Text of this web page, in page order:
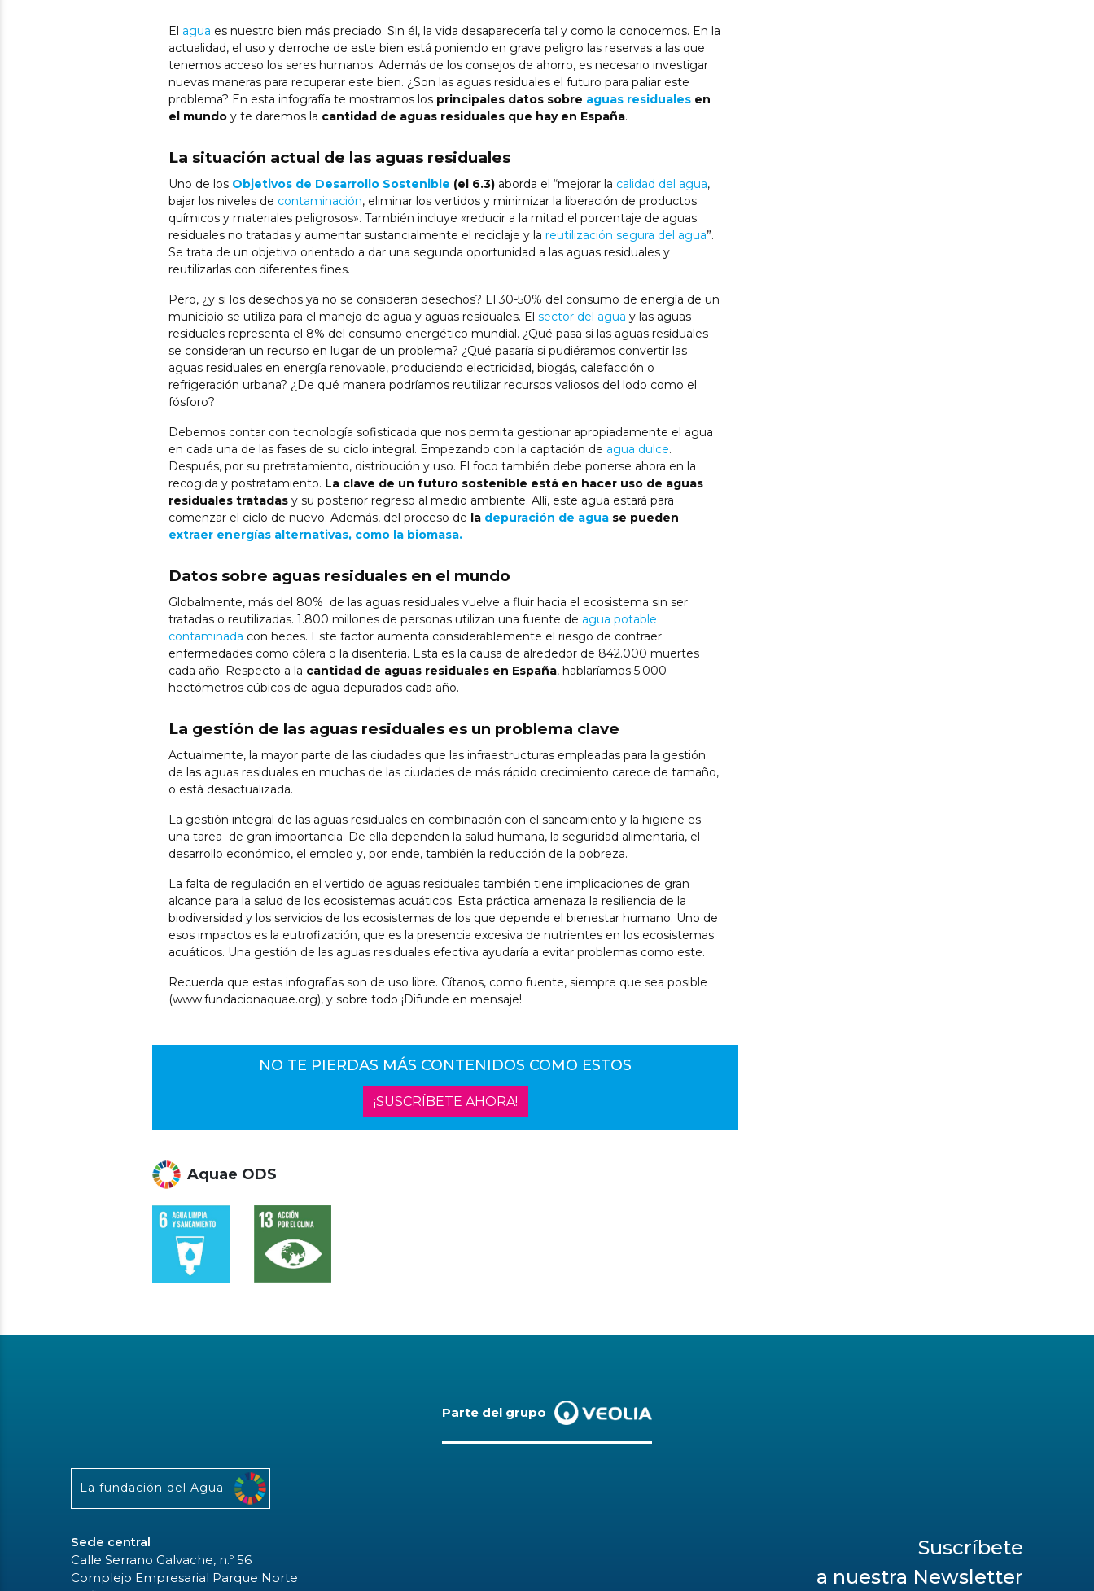
El agua es nuestro bien más preciado. Sin él, la vida desaparecería tal y como la conocemos. En la
actualidad, el uso y derroche de este bien está poniendo en grave peligro las reservas a las que
tenemos acceso los seres humanos. Además de los consejos de ahorro, es necesario investigar
nuevas maneras para recuperar este bien. ¿Son las aguas residuales el futuro para paliar este
problema? En esta infografía te mostramos los principales datos sobre aguas residuales en
el mundo y te daremos la cantidad de aguas residuales que hay en España.
La situación actual de las aguas residuales
Uno de los Objetivos de Desarrollo Sostenible (el 6.3) aborda el “mejorar la calidad del agua,
bajar los niveles de contaminación, eliminar los vertidos y minimizar la liberación de productos
químicos y materiales peligrosos». También incluye «reducir a la mitad el porcentaje de aguas
residuales no tratadas y aumentar sustancialmente el reciclaje y la reutilización segura del agua”.
Se trata de un objetivo orientado a dar una segunda oportunidad a las aguas residuales y
reutilizarlas con diferentes fines.
Pero, ¿y si los desechos ya no se consideran desechos? El 30-50% del consumo de energía de un
municipio se utiliza para el manejo de agua y aguas residuales. El sector del agua y las aguas
residuales representa el 8% del consumo energético mundial. ¿Qué pasa si las aguas residuales
se consideran un recurso en lugar de un problema? ¿Qué pasaría si pudiéramos convertir las
aguas residuales en energía renovable, produciendo electricidad, biogás, calefacción o
refrigeración urbana? ¿De qué manera podríamos reutilizar recursos valiosos del lodo como el
fósforo?
Debemos contar con tecnología sofisticada que nos permita gestionar apropiadamente el agua
en cada una de las fases de su ciclo integral. Empezando con la captación de agua dulce.
Después, por su pretratamiento, distribución y uso. El foco también debe ponerse ahora en la
recogida y postratamiento. La clave de un futuro sostenible está en hacer uso de aguas
residuales tratadas y su posterior regreso al medio ambiente. Allí, este agua estará para
comenzar el ciclo de nuevo. Además, del proceso de la depuración de agua se pueden
extraer energías alternativas, como la biomasa.
Datos sobre aguas residuales en el mundo
Globalmente, más del 80% de las aguas residuales vuelve a fluir hacia el ecosistema sin ser
tratadas o reutilizadas. 1.800 millones de personas utilizan una fuente de agua potable
contaminada con heces. Este factor aumenta considerablemente el riesgo de contraer
enfermedades como cólera o la disentería. Esta es la causa de alrededor de 842.000 muertes
cada año. Respecto a la cantidad de aguas residuales en España, hablaríamos 5.000
hectómetros cúbicos de agua depurados cada año.
La gestión de las aguas residuales es un problema clave
Actualmente, la mayor parte de las ciudades que las infraestructuras empleadas para la gestión
de las aguas residuales en muchas de las ciudades de más rápido crecimiento carece de tamaño,
o está desactualizada.
La gestión integral de las aguas residuales en combinación con el saneamiento y la higiene es
una tarea de gran importancia. De ella dependen la salud humana, la seguridad alimentaria, el
desarrollo económico, el empleo y, por ende, también la reducción de la pobreza.
La falta de regulación en el vertido de aguas residuales también tiene implicaciones de gran
alcance para la salud de los ecosistemas acuáticos. Esta práctica amenaza la resiliencia de la
biodiversidad y los servicios de los ecosistemas de los que depende el bienestar humano. Uno de
esos impactos es la eutrofización, que es la presencia excesiva de nutrientes en los ecosistemas
acuáticos. Una gestión de las aguas residuales efectiva ayudaría a evitar problemas como este.
Recuerda que estas infografías son de uso libre. Cítanos, como fuente, siempre que sea posible
(www.fundacionaquae.org), y sobre todo ¡Difunde en mensaje!
NO TE PIERDAS MÁS CONTENIDOS COMO ESTOS
¡SUSCRÍBETE AHORA!
Aquae ODS
Parte del grupo
La fundación del Agua
Sede central
Calle Serrano Galvache, n.º 56
Complejo Empresarial Parque Norte
Suscríbete
a nuestra Newsletter